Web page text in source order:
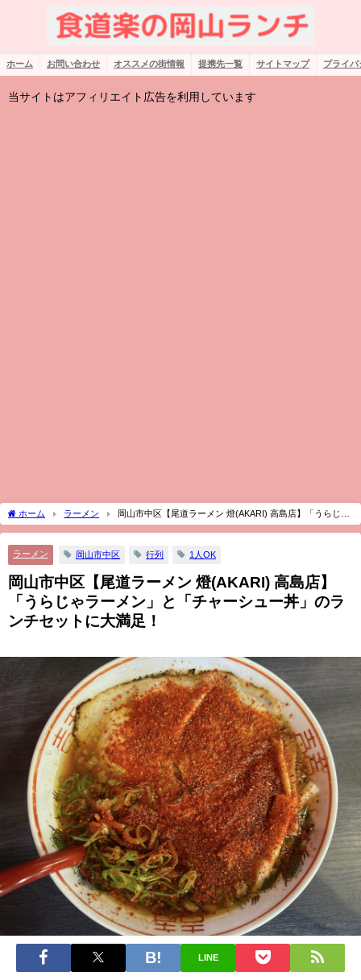
ホーム お問い合わせ オススメの街情報 提携先一覧 サイトマップ プライ
当サイトはアフィリエイト広告を利用しています
ホーム ラーメン
岡山市中区【尾道ラーメン 燈(AKARI) 高島店】「うらじゃ
ラーメン」と「チャーシュー丼」のランチセットに大満足！
ラーメン 岡山市中区 行列 1人OK
岡山市中区【尾道ラーメン 燈(AKARI) 高島店】
「うらじゃラーメン」と「チャーシュー丼」のラ
ンチセットに大満足！
LINE